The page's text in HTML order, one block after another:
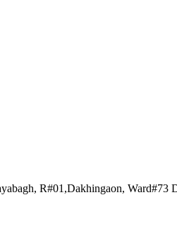
R#01,Dakhingaon, Ward#73